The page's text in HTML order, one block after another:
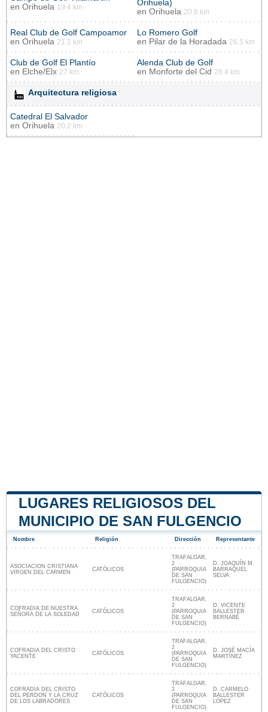
en Orihuela 19.4 km
Orihuela)
en Orihuela 20.6 km
Real Club de Golf Campoamor
en Orihuela 21.1 km
Lo Romero Golf
en Pilar de la Horadada 26.5 km
Club de Golf El Plantío
en Elche/Elx 27 km
Alenda Club de Golf
en Monforte del Cid 28.4 km
Arquitectura religiosa
Catedral El Salvador
en Orihuela 20.2 km
LUGARES RELIGIOSOS DEL
MUNICIPIO DE SAN FULGENCIO
Nombre Religión Dirección Representante
ASOCIACION CRISTIANA
VIRGEN DEL CARMEN
CATÓLICOS
TRAFALGAR,
2
(PARROQUIA
DE SAN
FULGENCIO)
D. JOAQUÍN M.
BARRAQUEL
SELVA
COFRADIA DE NUESTRA
SEÑORA DE LA SOLEDAD
CATÓLICOS
TRAFALGAR,
2
(PARROQUIA
DE SAN
FULGENCIO)
D. VICENTE
BALLESTER
BERNABÉ
COFRADIA DEL CRISTO
YACENTE
CATÓLICOS
TRAFALGAR,
2
(PARROQUIA
DE SAN
FULGENCIO)
D. JOSÉ MACÍA
MARTÍNEZ
COFRADIA DEL CRISTO
DEL PERDON Y LA CRUZ
DE LOS LABRADORES
CATÓLICOS
TRAFALGAR,
2
(PARROQUIA
DE SAN
FULGENCIO)
D. CARMELO
BALLESTER
LÓPEZ